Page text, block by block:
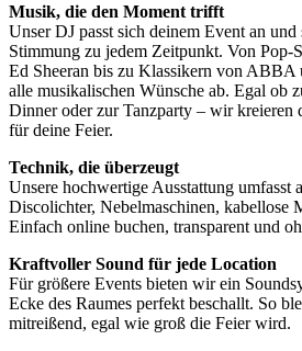
Musik, die den Moment trifft
Unser DJ passt sich deinem Event an
Stimmung zu jedem Zeitpunkt. Von Pop-
Ed Sheeran bis zu Klassikern von ABBA
alle musikalischen Wünsche ab. Egal ob
Dinner oder zur Tanzparty – wir kreieren
für deine Feier.
Technik, die überzeugt
Unsere hochwertige Ausstattung umfasst
Discolichter, Nebelmaschinen, kabellose
Einfach online buchen, transparent und
Kraftvoller Sound für jede Location
Für größere Events bieten wir ein
Ecke des Raumes perfekt beschallt. So
mitreißend, egal wie groß die Feier wird.